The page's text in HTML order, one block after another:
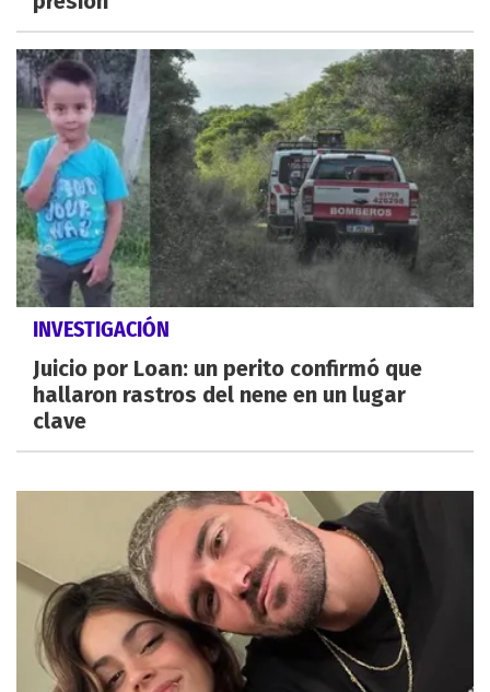
INVESTIGACIÓN
Juicio por Loan: un perito confirmó que
hallaron rastros del nene en un lugar
clave